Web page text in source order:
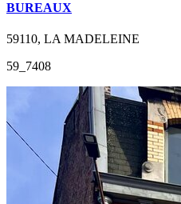
BUREAUX
59110, LA MADELEINE
59_7408